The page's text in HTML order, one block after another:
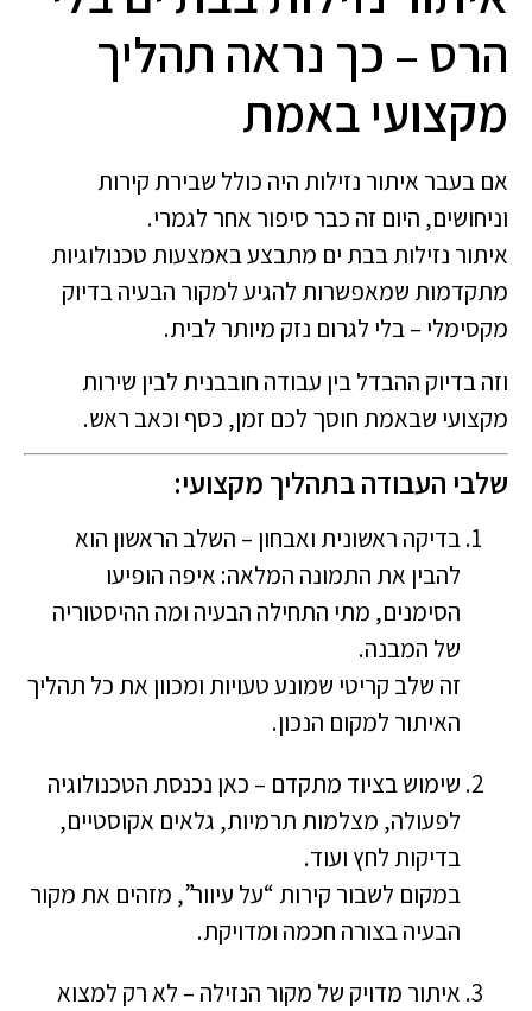
הרס – כך נראה תהליך
מקצועי באמת
אם בעבר איתור נזילות היה כולל שבירת קירות
וניחושים, היום זה כבר סיפור אחר לגמרי.
איתור נזילות בבת ים מתבצע באמצעות טכנולוגיות
מתקדמות שמאפשרות להגיע למקור הבעיה בדיוק
מקסימלי – בלי לגרום נזק מיותר לבית.
וזה בדיוק ההבדל בין עבודה חובבנית לבין שירות
מקצועי שבאמת חוסך לכם זמן, כסף וכאב ראש.
שלבי העבודה בתהליך מקצועי:
בדיקה ראשונית ואבחון – השלב הראשון הוא
להבין את התמונה המלאה: איפה הופיעו
הסימנים, מתי התחילה הבעיה ומה ההיסטוריה
של המבנה.
זה שלב קריטי שמונע טעויות ומכוון את כל תהליך
האיתור למקום הנכון.
שימוש בציוד מתקדם – כאן נכנסת הטכנולוגיה
לפעולה, מצלמות תרמיות, גלאים אקוסטיים,
בדיקות לחץ ועוד.
במקום לשבור קירות “על עיוור”, מזהים את מקור
הבעיה בצורה חכמה ומדויקת.
איתור מדויק של מקור הנזילה – לא רק למצוא